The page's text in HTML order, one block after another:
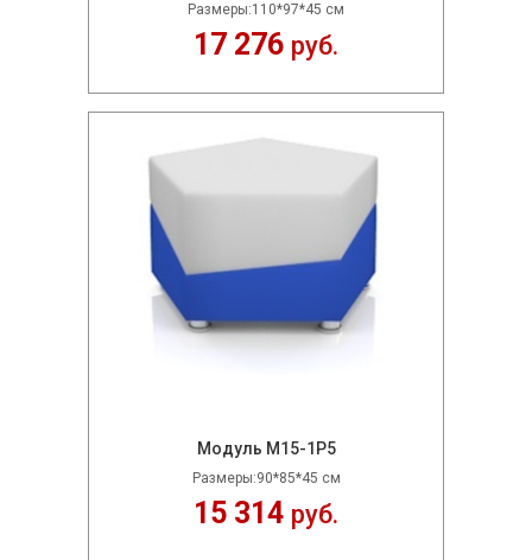
Размеры:110*97*45 см
17 276 руб.
Модуль M15-1P5
Размеры:90*85*45 см
15 314 руб.